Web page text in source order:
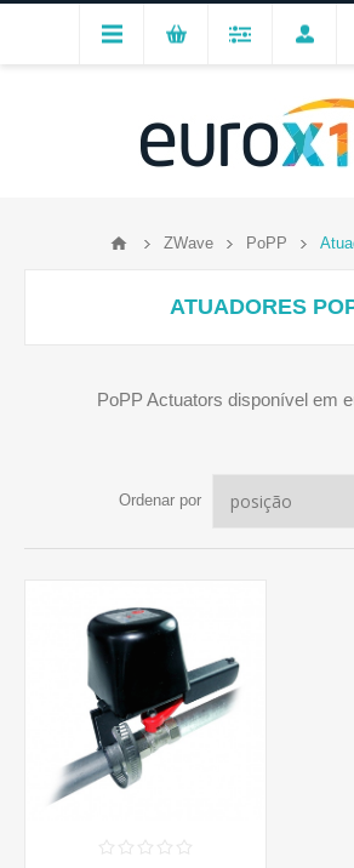
ZWave PoPP
ATUADORES
PoPP Actuators disponível em
Ordenar por